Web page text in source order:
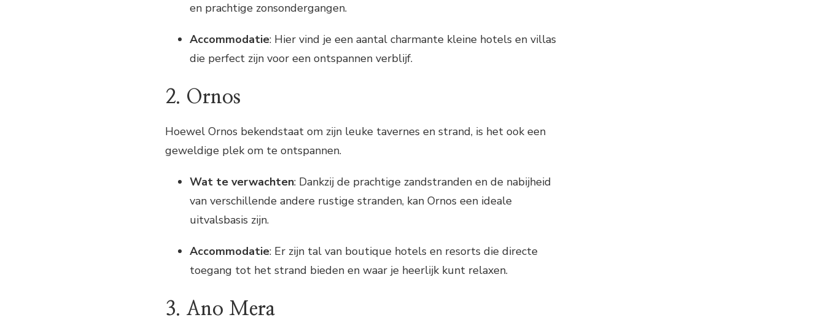
en prachtige zonsondergangen.
Accommodatie: Hier vind je een aantal charmante kleine hotels en villas
die perfect zijn voor een ontspannen verblijf.
2. Ornos
Hoewel Ornos bekendstaat om zijn leuke tavernes en strand, is het ook een
geweldige plek om te ontspannen.
Wat te verwachten: Dankzij de prachtige zandstranden en de nabijheid
van verschillende andere rustige stranden, kan Ornos een ideale
uitvalsbasis zijn.
Accommodatie: Er zijn tal van boutique hotels en resorts die directe
toegang tot het strand bieden en waar je heerlijk kunt relaxen.
3. Ano Mera